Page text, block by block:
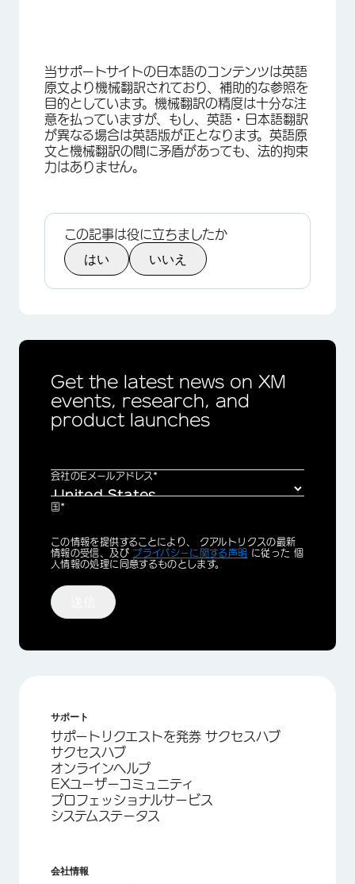
当サポートサイトの日本語のコンテンツは英語
原文より機械翻訳されており、補助的な参照を
目的としています。機械翻訳の精度は十分な注
意を払っていますが、もし、英語・日本語翻訳
が異なる場合は英語版が正となります。英語原
文と機械翻訳の間に矛盾があっても、法的拘束
力はありません。
この記事は役に立ちましたか
はい いいえ
Get the latest news on XM
events, research, and
product launches
会社のEメールアドレス*
国*
Privacy
Optin
この情報を提供することにより、 クアルトリクスの最新
情報の受信、及び プライバシーに関する声明 に従った 個
人情報の処理に同意するものとします。
サポート
サポートリクエストを発券 サクセスハブ
サクセスハブ
オンラインヘルプ
EXユーザーコミュニティ
プロフェッショナルサービス
システムステータス
会社情報